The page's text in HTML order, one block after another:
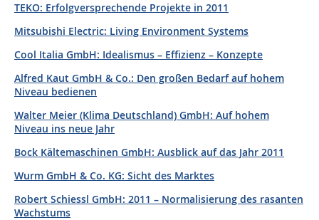
TEKO: Erfolgversprechende Projekte in 2011
Mitsubishi Electric: Living Environment Systems
Cool Italia GmbH: Idealismus – Effizienz – Konzepte
Alfred Kaut GmbH & Co.: Den großen Bedarf auf hohem
Niveau bedienen
Walter Meier (Klima Deutschland) GmbH: Auf hohem
Niveau ins neue Jahr
Bock Kältemaschinen GmbH: Ausblick auf das Jahr 2011
Wurm GmbH & Co. KG: Sicht des Marktes
Robert Schiessl GmbH: 2011 – Normalisierung des rasanten
Wachstums